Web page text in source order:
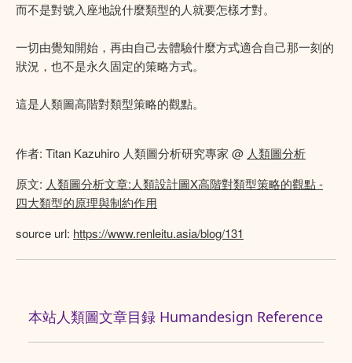
而不是對號入座地說什麼類型的人就要怎樣才對。
一切由覺知開始，再由自己去體驗什麼方式適合自己那一刻的
狀況，也不是永久固定的策略方式。
這是人類圖高階對類型策略的觀點。
作者: Titan Kazuhiro 人類圖分析研究專家 @ 人類圖分析
原文: 人類圖分析文章:人類設計圖X高階對類型策略的觀點 -
四大類型的原理與制約作用
source url: https://www.renleitu.asia/blog/131
本站人類圖文章目録 Humandesign Reference